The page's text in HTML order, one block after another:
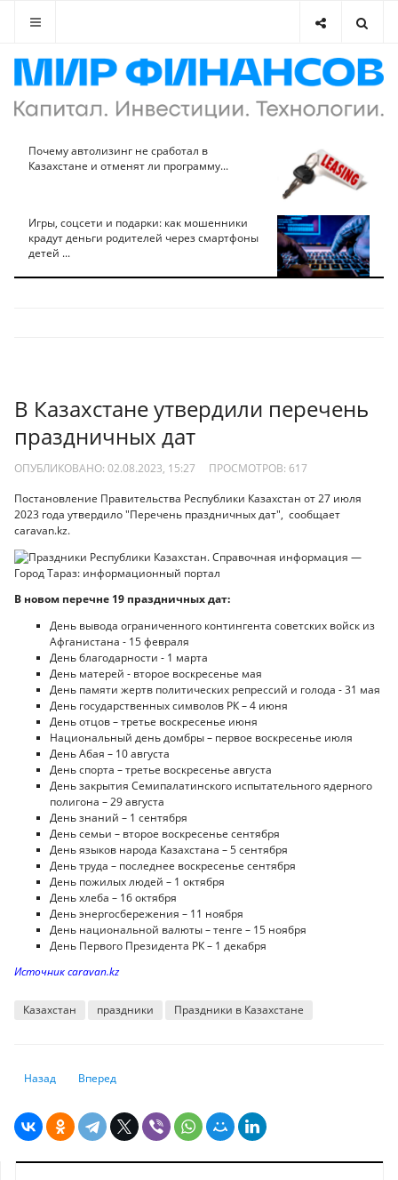
Почему автолизинг не сработал в
Казахстане и отменят ли программу...
Игры, соцсети и подарки: как мошенники
крадут деньги родителей через смартфоны
детей ...
В Казахстане утвердили перечень
праздничных дат
ОПУБЛИКОВАНО: 02.08.2023, 15:27 ПРОСМОТРОВ: 617
Постановление Правительства Республики Казахстан от 27 июля
2023 года утвердило "Перечень праздничных дат", сообщает
сaravan.kz.
В новом перечне 19 праздничных дат:
День вывода ограниченного контингента советских войск из
Афганистана - 15 февраля
День благодарности - 1 марта
День матерей - второе воскресенье мая
День памяти жертв политических репрессий и голода - 31 мая
День государственных символов РК – 4 июня
День отцов – третье воскресенье июня
Национальный день домбры – первое воскресенье июля
День Абая – 10 августа
День спорта – третье воскресенье августа
День закрытия Семипалатинского испытательного ядерного
полигона – 29 августа
День знаний – 1 сентября
День семьи – второе воскресенье сентября
День языков народа Казахстана – 5 сентября
День труда – последнее воскресенье сентября
День пожилых людей – 1 октября
День хлеба – 16 октября
День энергосбережения – 11 ноября
День национальной валюты – тенге – 15 ноября
День Первого Президента РК – 1 декабря
Источник caravan.kz
Казахстан праздники Праздники в Казахстане
Предыдущий: Где и за сколько казахстанцы могут успеть отдохнуть
Назад Следующий: Куда поехать на "все включено", кроме
Вперед